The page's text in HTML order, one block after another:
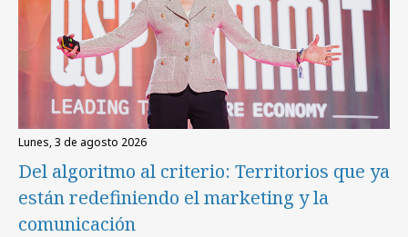
lunes, 3 de agosto 2026
Del algoritmo al criterio: Territorios que ya
están redefiniendo el marketing y la
comunicación